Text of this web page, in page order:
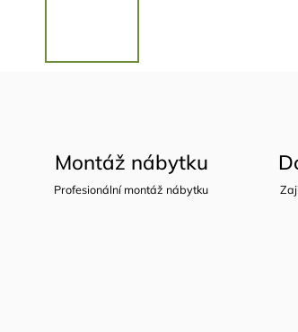
Montáž nábytku
Profesionální montáž nábytku